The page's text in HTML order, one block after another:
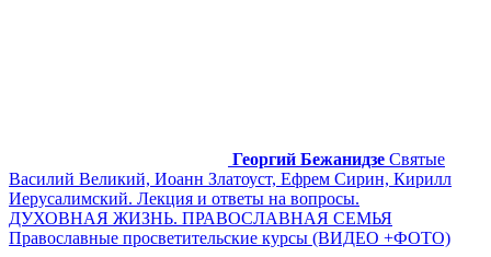
Георгий Бежанидзе Святые
Василий Великий, Иоанн Златоуст, Ефрем Сирин, Кирилл
Иерусалимский. Лекция и ответы на вопросы.
ДУХОВНАЯ ЖИЗНЬ. ПРАВОСЛАВНАЯ СЕМЬЯ
Православные просветительские курсы (ВИДЕО +ФОТО)